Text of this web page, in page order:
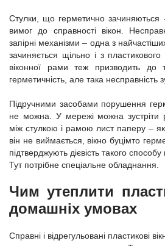
Стулки, що герметично зачиняються
вимог до справності вікон.
запірні механізми – одна з
зачиняється щільно і з
віконної рами теж призводить до
герметичність, але така несправність
Підручними засобами порушення
не можна. У мережі можна зустріти
між стулкою і рамою лист паперу –
він не виймається, вікно буцімто
підтверджують дієвість такого способу
Тут потрібне спеціальне обладнання.
Чим утеплити
домашніх умовах
Справні і відрегульовані пластикові